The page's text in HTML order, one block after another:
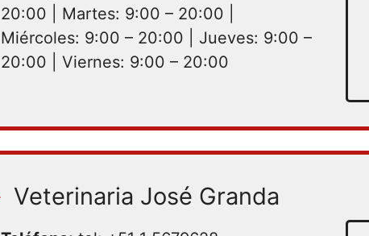
20:00 | Martes: 9:00 – 20:00 |
Miércoles: 9:00 – 20:00 | Jueves: 9:00 –
20:00 | Viernes: 9:00 – 20:00
Veterinaria José Granda